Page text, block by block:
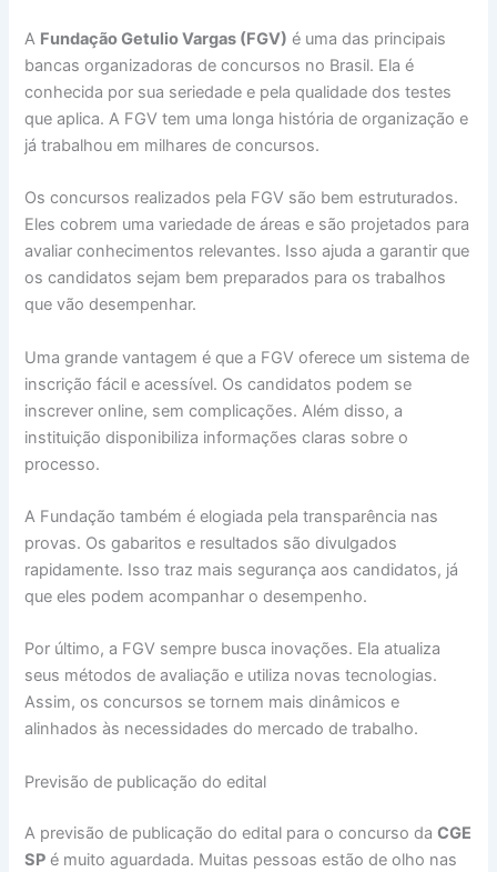
A Fundação Getulio Vargas (FGV) é uma das principais
bancas organizadoras de concursos no Brasil. Ela é
conhecida por sua seriedade e pela qualidade dos testes
que aplica. A FGV tem uma longa história de organização e
já trabalhou em milhares de concursos.
Os concursos realizados pela FGV são bem estruturados.
Eles cobrem uma variedade de áreas e são projetados para
avaliar conhecimentos relevantes. Isso ajuda a garantir que
os candidatos sejam bem preparados para os trabalhos
que vão desempenhar.
Uma grande vantagem é que a FGV oferece um sistema de
inscrição fácil e acessível. Os candidatos podem se
inscrever online, sem complicações. Além disso, a
instituição disponibiliza informações claras sobre o
processo.
A Fundação também é elogiada pela transparência nas
provas. Os gabaritos e resultados são divulgados
rapidamente. Isso traz mais segurança aos candidatos, já
que eles podem acompanhar o desempenho.
Por último, a FGV sempre busca inovações. Ela atualiza
seus métodos de avaliação e utiliza novas tecnologias.
Assim, os concursos se tornem mais dinâmicos e
alinhados às necessidades do mercado de trabalho.
Previsão de publicação do edital
A previsão de publicação do edital para o concurso daCGE
SP é muito aguardada. Muitas pessoas estão de olho nas